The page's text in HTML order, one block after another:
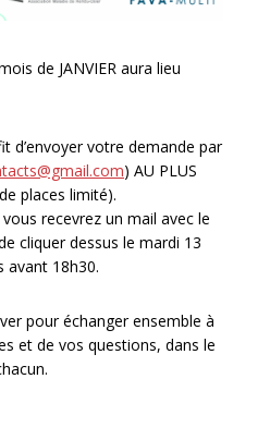
de JANVIER aura lieu
d’envoyer votre demande par
) AU PLUS
places limité).
recevrez un mail avec le
cliquer dessus le mardi 13
avant 18h30.
pour échanger ensemble à
et de vos questions, dans le